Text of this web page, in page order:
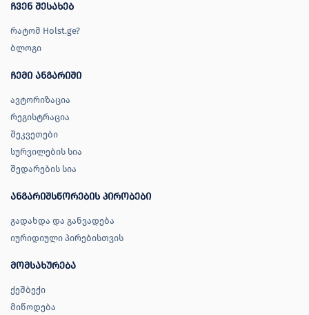
ჩვენ შესახებ
რატომ Holst.ge?
ბლოგი
ჩემი ანგარიში
ავტორიზაცია
რეგისტრაცია
შეკვეთები
სურვილების სია
შედარების სია
ანგარიშსწორების პირობები
გადახდა და განვადება
იურიდიული პირებისთვის
მომსახურება
ქეშბექი
მიწოდება